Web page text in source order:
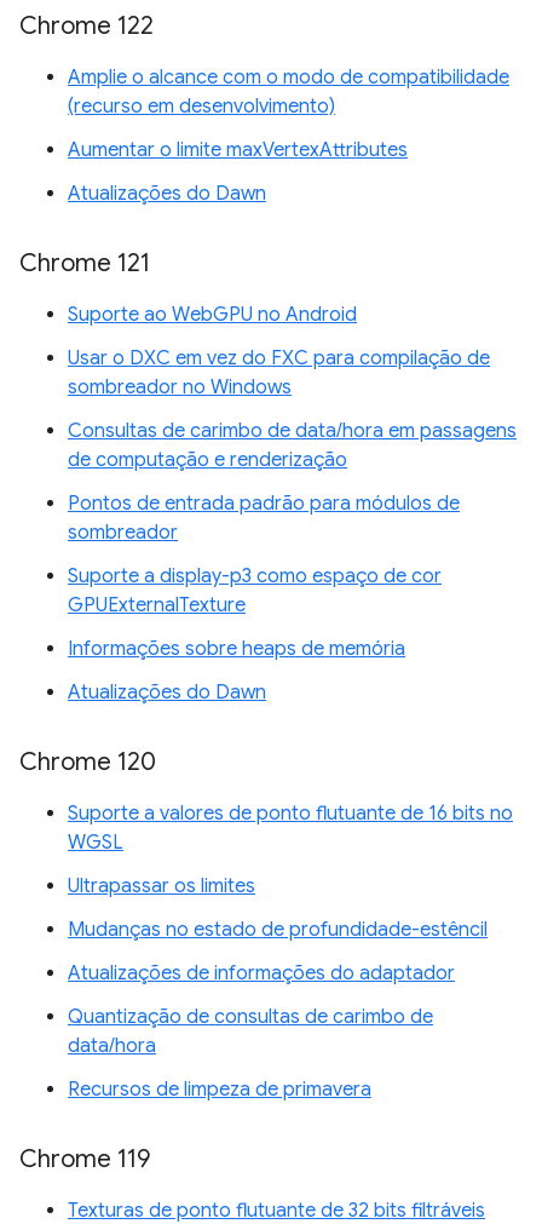
Chrome 122
Amplie o alcance com o modo de compatibilidade
(recurso em desenvolvimento)
Aumentar o limite maxVertexAttributes
Atualizações do Dawn
Chrome 121
Suporte ao WebGPU no Android
Usar o DXC em vez do FXC para compilação de
sombreador no Windows
Consultas de carimbo de data/hora em passagens
de computação e renderização
Pontos de entrada padrão para módulos de
sombreador
Suporte a display-p3 como espaço de cor
GPUExternalTexture
Informações sobre heaps de memória
Atualizações do Dawn
Chrome 120
Suporte a valores de ponto flutuante de 16 bits no
WGSL
Ultrapassar os limites
Mudanças no estado de profundidade-estêncil
Atualizações de informações do adaptador
Quantização de consultas de carimbo de
data/hora
Recursos de limpeza de primavera
Chrome 119
Texturas de ponto flutuante de 32 bits filtráveis